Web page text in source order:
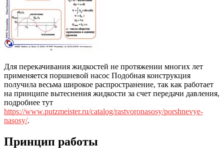
Для перекачивания жидкостей не протяжении многих лет
применяется поршневой насос Подобная конструкция
получила весьма широкое распространение, так как работает
на принципе вытеснения жидкости за счет передачи давления,
подробнее тут
https://www.putzmeister.ru/catalog/rastvoronasosy/porshnevye-
nasosy/.
Принцип работы